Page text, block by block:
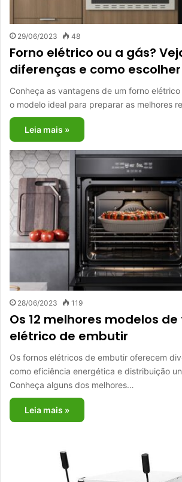
29/06/2023 48
Forno elétrico ou a gás?
diferenças e como escolher
Conheça as vantagens de um forno
o modelo ideal para preparar as melhores
Leia mais »
28/06/2023 119
Os 12 melhores modelos
elétrico de embutir
Os fornos elétricos de embutir oferecem
como eficiência energética e distribuição
Conheça alguns dos melhores…
Leia mais »